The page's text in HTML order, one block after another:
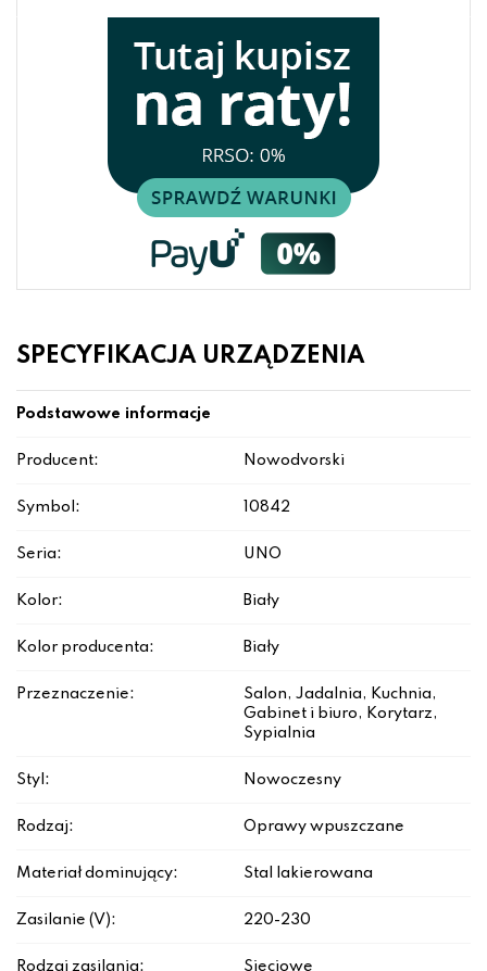
SPECYFIKACJA URZĄDZENIA
Podstawowe informacje
Producent: Nowodvorski
Symbol: 10842
Seria: UNO
Kolor: Biały
Kolor producenta: Biały
Przeznaczenie:
Salon, Jadalnia, Kuchnia,
Gabinet i biuro, Korytarz,
Sypialnia
Styl: Nowoczesny
Rodzaj: Oprawy wpuszczane
Materiał dominujący: Stal lakierowana
Zasilanie (V): 220-230
Rodzaj zasilania: Sieciowe